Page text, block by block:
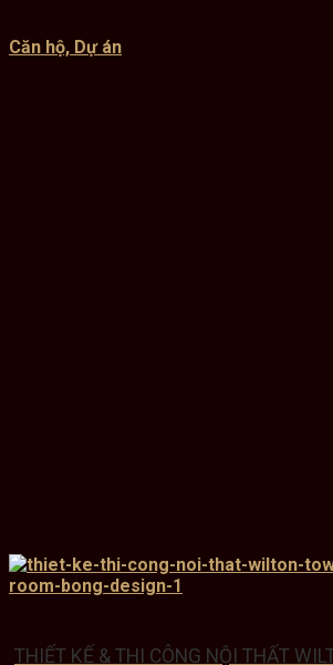
Căn hộ, Dự án
THIẾT KẾ & THI CÔNG NỘI THẤT